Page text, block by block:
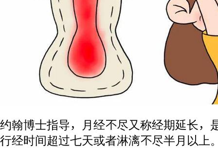
约翰博士指导，月经不尽又称经期延长，
行经时间超过七天或者淋漓不尽半月以上